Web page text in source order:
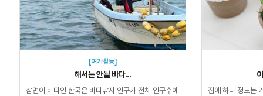
[여가활동]
해서는 안될 바다...
삼면이 바다인 한국은 바다낚시 인구가 전체 인구수에
집에 하나 정도는